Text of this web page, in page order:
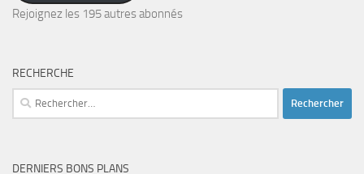
mail
Rejoignez les 195 autres abonnés
RECHERCHE
Rechercher :
DERNIERS BONS PLANS